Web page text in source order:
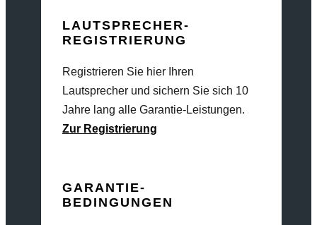
LAUTSPRECHER-
REGISTRIERUNG
Registrieren Sie hier Ihren
Lautsprecher und sichern Sie sich 10
Jahre lang alle Garantie-Leistungen.
Zur Registrierung
GARANTIE-
BEDINGUNGEN